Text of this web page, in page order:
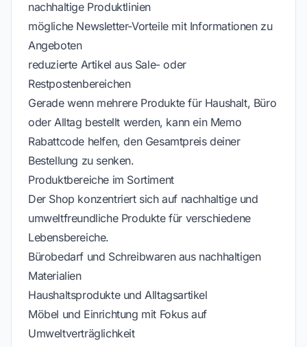
nachhaltige Produktlinien
mögliche Newsletter-Vorteile mit Informationen zu
Angeboten
reduzierte Artikel aus Sale- oder
Restpostenbereichen
Gerade wenn mehrere Produkte für Haushalt, Büro
oder Alltag bestellt werden, kann ein Memo
Rabattcode helfen, den Gesamtpreis deiner
Bestellung zu senken.
Produktbereiche im Sortiment
Der Shop konzentriert sich auf nachhaltige und
umweltfreundliche Produkte für verschiedene
Lebensbereiche.
Bürobedarf und Schreibwaren aus nachhaltigen
Materialien
Haushaltsprodukte und Alltagsartikel
Möbel und Einrichtung mit Fokus auf
Umweltverträglichkeit